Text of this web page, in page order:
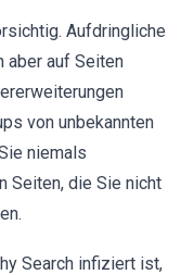
Aufdringliche
aber auf Seiten
von unbekannten
niemals
Seiten, die Sie nicht
Search infiziert ist,